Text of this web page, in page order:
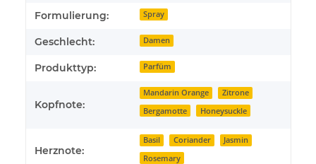
Formulierung: Spray
Geschlecht: Damen
Produkttyp: Parfüm
Kopfnote:
Mandarin Orange
Zitrone
Bergamotte
Honeysuckle
Herznote:
Basil Coriander
Jasmin
Rosemary